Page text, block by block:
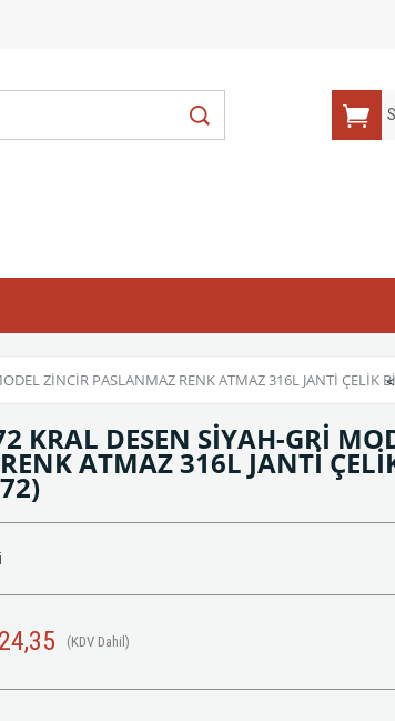
ZİNCİR PASLANMAZ RENK ATMAZ 316L JANTİ ÇELİK
KRAL DESEN SİYAH-GRİ
ATMAZ 316L JANTİ
(KDV Dahil)